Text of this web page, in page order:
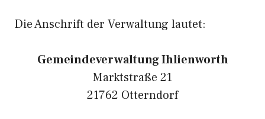
Die Anschrift der Verwaltung lautet:
Gemeindeverwaltung Ihlienworth
Marktstraße 21
21762 Otterndorf